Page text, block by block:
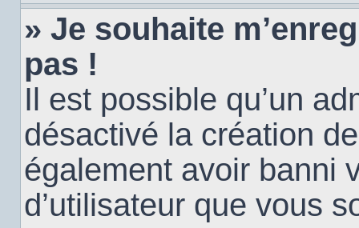
» Je souhaite
pas !
Il est possible qu’un
désactivé la création
également avoir banni
d’utilisateur que vous